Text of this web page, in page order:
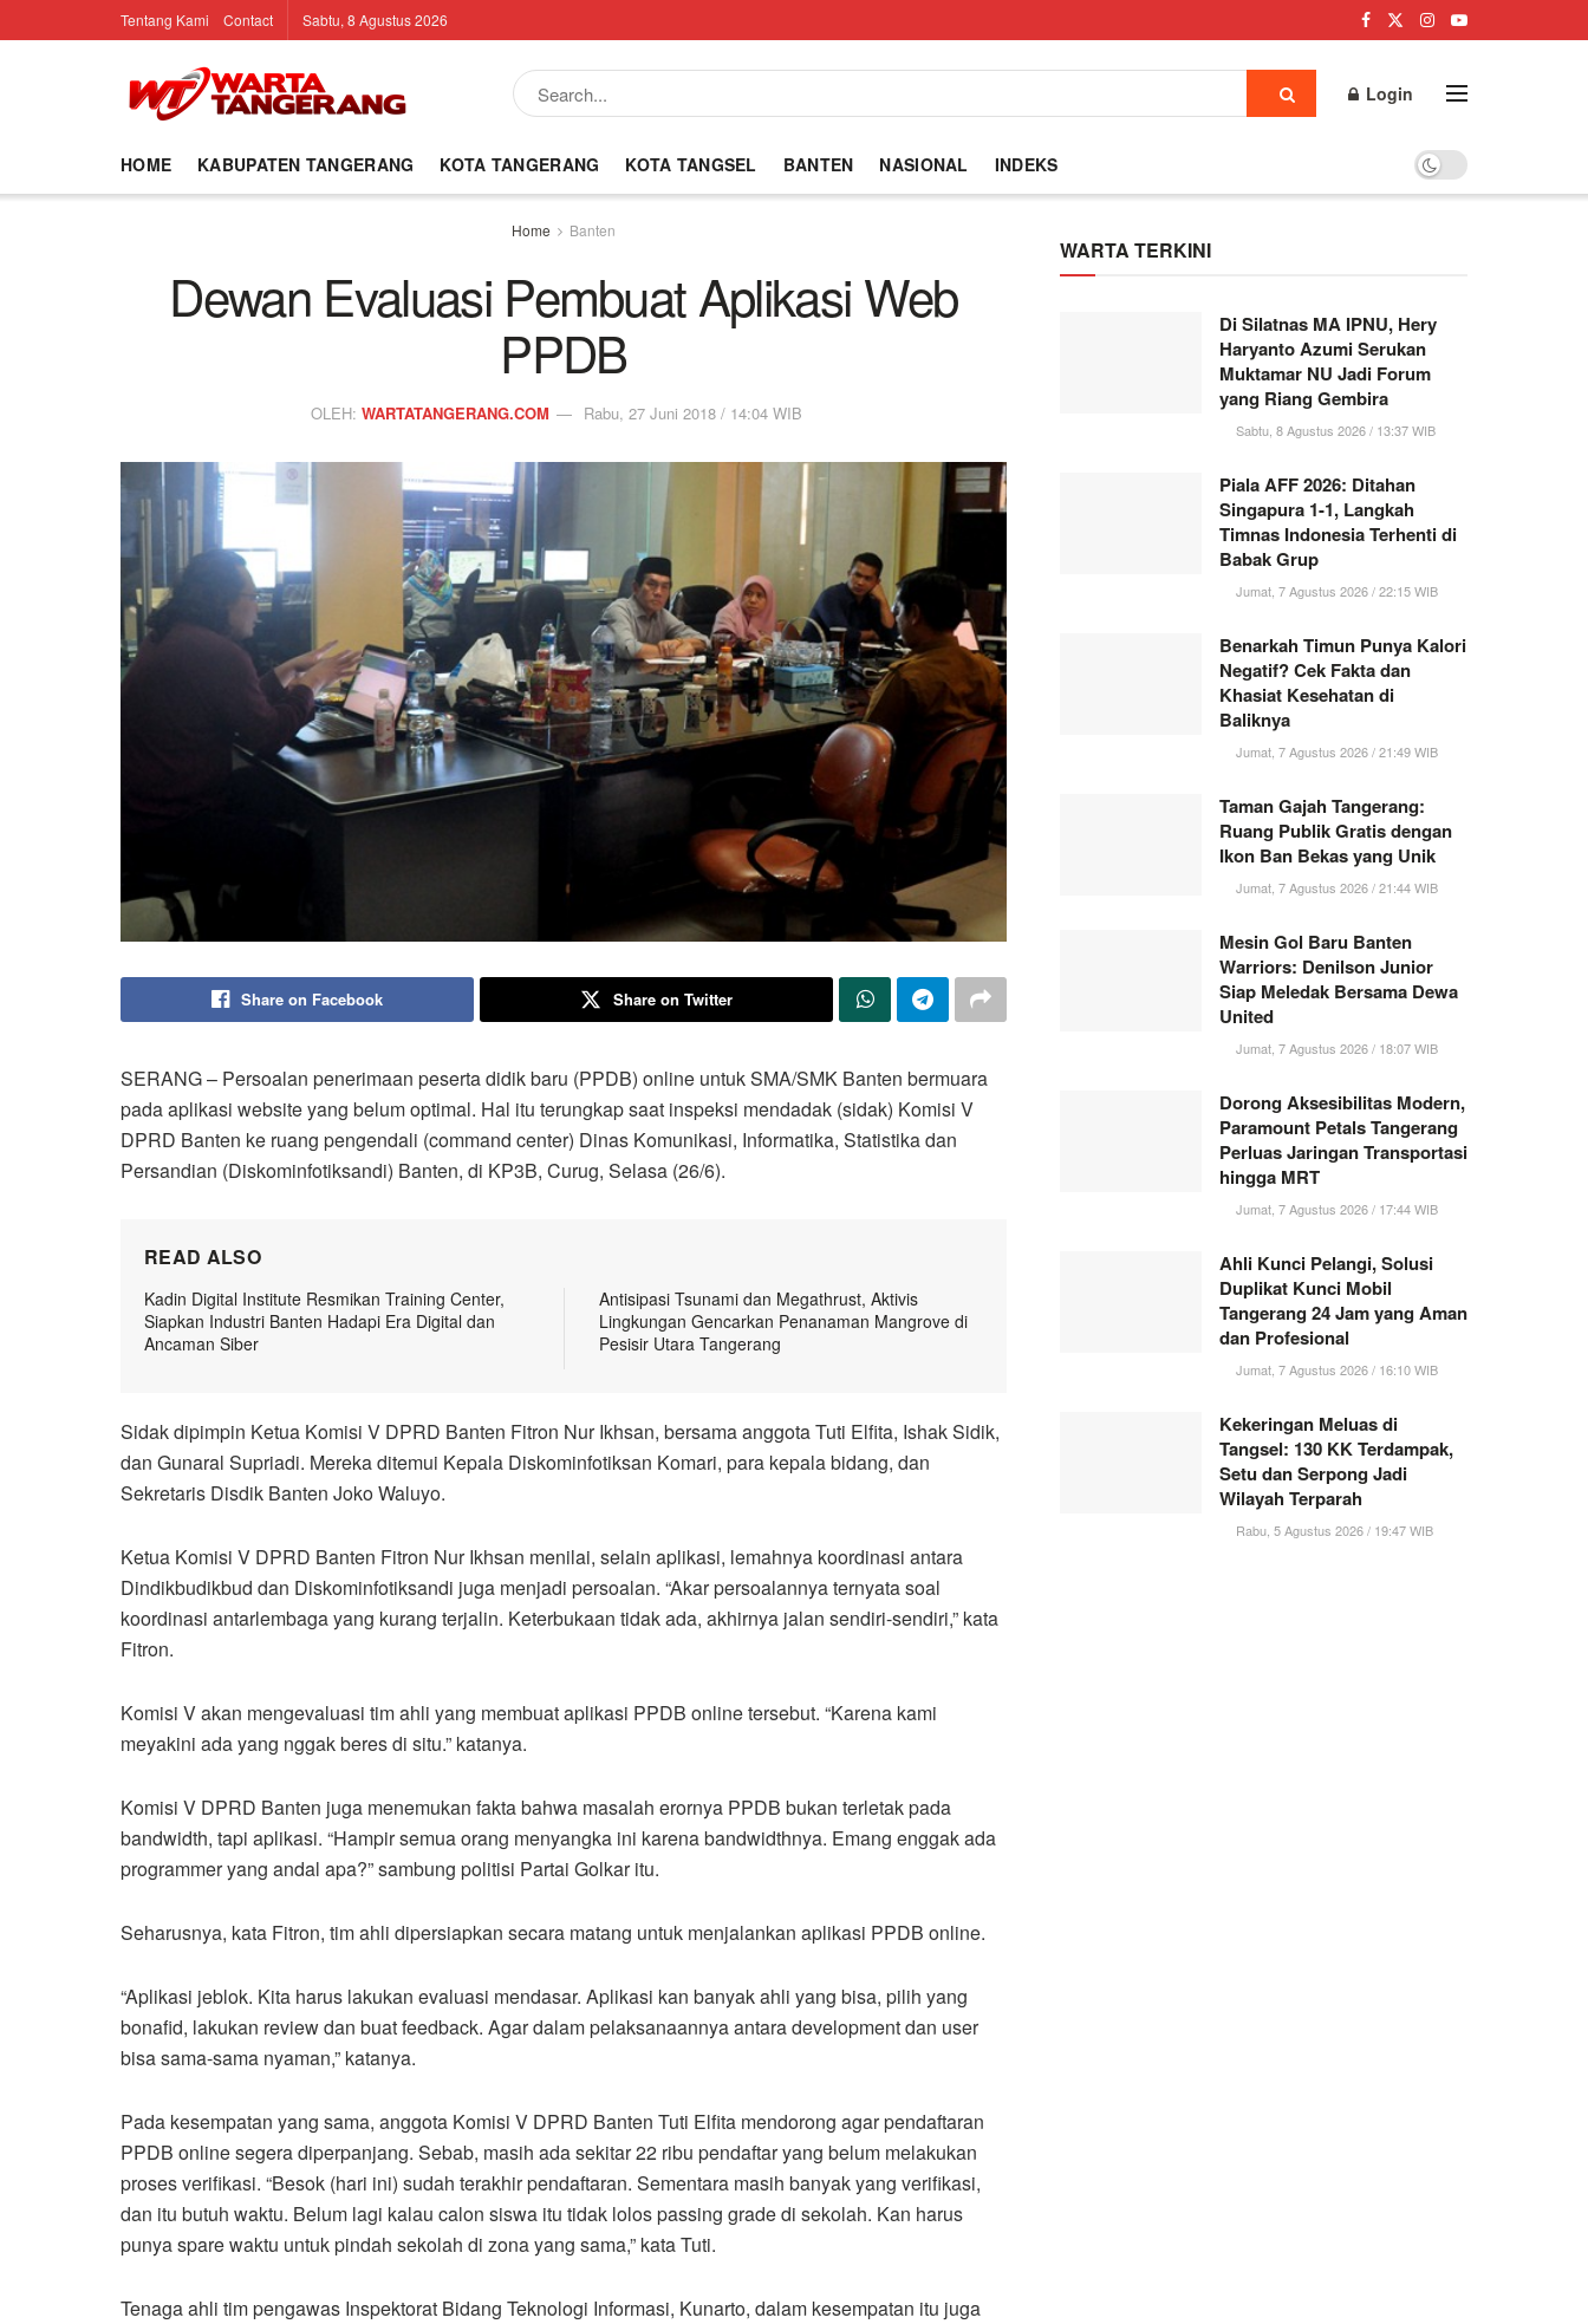
Tentang Kami Contact Sabtu, 8 Agustus 2026
Login
HOME KABUPATEN TANGERANG KOTA TANGERANG KOTA TANGSEL BANTEN NASIONAL INDEKS
Home Banten
Dewan Evaluasi Pembuat Aplikasi Web
PPDB
OLEH: WARTATANGERANG.COM Rabu, 27 Juni 2018 / 14:04 WIB
Share on Facebook Share on Twitter
SERANG – Persoalan penerimaan peserta didik baru (PPDB) online untuk SMA/SMK Banten bermuara
pada aplikasi website yang belum optimal. Hal itu terungkap saat inspeksi mendadak (sidak) Komisi V
DPRD Banten ke ruang pengendali (command center) Dinas Komunikasi, Informatika, Statistika dan
Persandian (Diskominfotiksandi) Banten, di KP3B, Curug, Selasa (26/6).
READ ALSO
Kadin Digital Institute Resmikan Training Center,
Siapkan Industri Banten Hadapi Era Digital dan
Ancaman Siber
Antisipasi Tsunami dan Megathrust, Aktivis
Lingkungan Gencarkan Penanaman Mangrove di
Pesisir Utara Tangerang
Sidak dipimpin Ketua Komisi V DPRD Banten Fitron Nur Ikhsan, bersama anggota Tuti Elfita, Ishak Sidik,
dan Gunaral Supriadi. Mereka ditemui Kepala Diskominfotiksan Komari, para kepala bidang, dan
Sekretaris Disdik Banten Joko Waluyo.
Ketua Komisi V DPRD Banten Fitron Nur Ikhsan menilai, selain aplikasi, lemahnya koordinasi antara
Dindikbudikbud dan Diskominfotiksandi juga menjadi persoalan. “Akar persoalannya ternyata soal
koordinasi antarlembaga yang kurang terjalin. Keterbukaan tidak ada, akhirnya jalan sendiri-sendiri,” kata
Fitron.
Komisi V akan mengevaluasi tim ahli yang membuat aplikasi PPDB online tersebut. “Karena kami
meyakini ada yang nggak beres di situ.” katanya.
Komisi V DPRD Banten juga menemukan fakta bahwa masalah erornya PPDB bukan terletak pada
bandwidth, tapi aplikasi. “Hampir semua orang menyangka ini karena bandwidthnya. Emang enggak ada
programmer yang andal apa?” sambung politisi Partai Golkar itu.
Seharusnya, kata Fitron, tim ahli dipersiapkan secara matang untuk menjalankan aplikasi PPDB online.
“Aplikasi jeblok. Kita harus lakukan evaluasi mendasar. Aplikasi kan banyak ahli yang bisa, pilih yang
bonafid, lakukan review dan buat feedback. Agar dalam pelaksanaannya antara development dan user
bisa sama-sama nyaman,” katanya.
Pada kesempatan yang sama, anggota Komisi V DPRD Banten Tuti Elfita mendorong agar pendaftaran
PPDB online segera diperpanjang. Sebab, masih ada sekitar 22 ribu pendaftar yang belum melakukan
proses verifikasi. “Besok (hari ini) sudah terakhir pendaftaran. Sementara masih banyak yang verifikasi,
dan itu butuh waktu. Belum lagi kalau calon siswa itu tidak lolos passing grade di sekolah. Kan harus
punya spare waktu untuk pindah sekolah di zona yang sama,” kata Tuti.
Tenaga ahli tim pengawas Inspektorat Bidang Teknologi Informasi, Kunarto, dalam kesempatan itu juga
WARTA TERKINI
Di Silatnas MA IPNU, Hery
Haryanto Azumi Serukan
Muktamar NU Jadi Forum
yang Riang Gembira
Sabtu, 8 Agustus 2026 / 13:37 WIB
Piala AFF 2026: Ditahan
Singapura 1-1, Langkah
Timnas Indonesia Terhenti di
Babak Grup
Jumat, 7 Agustus 2026 / 22:15 WIB
Benarkah Timun Punya Kalori
Negatif? Cek Fakta dan
Khasiat Kesehatan di
Baliknya
Jumat, 7 Agustus 2026 / 21:49 WIB
Taman Gajah Tangerang:
Ruang Publik Gratis dengan
Ikon Ban Bekas yang Unik
Jumat, 7 Agustus 2026 / 21:44 WIB
Mesin Gol Baru Banten
Warriors: Denilson Junior
Siap Meledak Bersama Dewa
United
Jumat, 7 Agustus 2026 / 18:07 WIB
Dorong Aksesibilitas Modern,
Paramount Petals Tangerang
Perluas Jaringan Transportasi
hingga MRT
Jumat, 7 Agustus 2026 / 17:44 WIB
Ahli Kunci Pelangi, Solusi
Duplikat Kunci Mobil
Tangerang 24 Jam yang Aman
dan Profesional
Jumat, 7 Agustus 2026 / 16:10 WIB
Kekeringan Meluas di
Tangsel: 130 KK Terdampak,
Setu dan Serpong Jadi
Wilayah Terparah
Rabu, 5 Agustus 2026 / 19:47 WIB